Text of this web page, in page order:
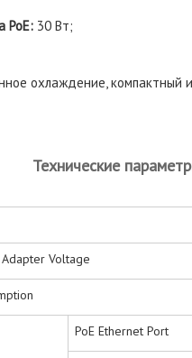
PoE: 30 Вт;
охлаждение,
Технические
Voltage
PoE Ethernet Port